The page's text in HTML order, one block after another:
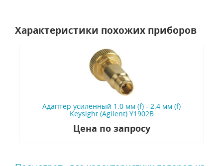
Характеристики похожих приборов
Адаптер усиленный 1.0 мм (f) - 2.4 мм (f)
Keysight (Agilent) Y1902B
Цена по запросу